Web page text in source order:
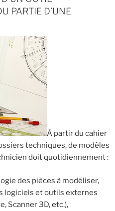
PARTIE D’UNE
À partir du cahier
techniques, de modèles
doit quotidiennement :
des pièces à modéliser,
logiciels et outils externes
Scanner 3D, etc.),